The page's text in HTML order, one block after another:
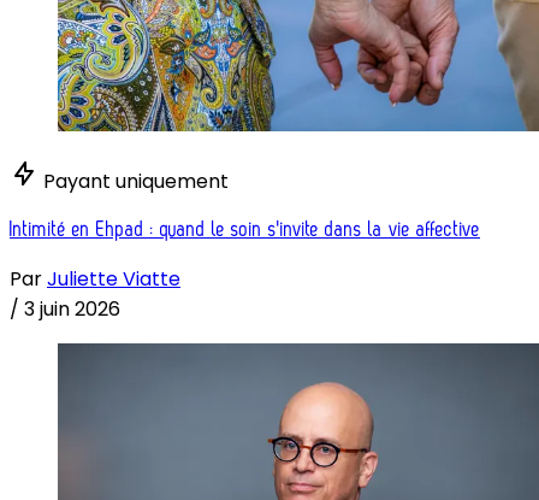
Payant uniquement
Intimité en Ehpad : quand le soin s'invite dans la vie affective
ParJuliette Viatte
/ 3 juin 2026